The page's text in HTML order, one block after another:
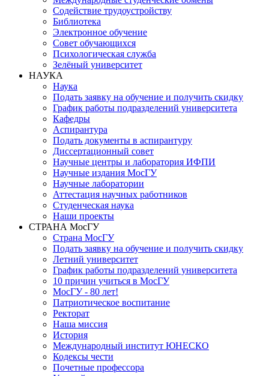
Содействие трудоустройству
Библиотека
Электронное обучение
Совет обучающихся
Психологическая служба
Зелёный университет
НАУКА
Наука
Подать заявку на обучение и получить скидку
График работы подразделений университета
Кафедры
Аспирантура
Подать документы в аспирантуру
Диссертационный совет
Научные центры и лаборатория ИФПИ
Научные издания МосГУ
Научные лаборатории
Аттестация научных работников
Студенческая наука
Наши проекты
СТРАНА МосГУ
Страна МосГУ
Подать заявку на обучение и получить скидку
Летний университет
График работы подразделений университета
10 причин учиться в МосГУ
МосГУ - 80 лет!
Патриотическое воспитание
Ректорат
Наша миссия
История
Международный институт ЮНЕСКО
Кодексы чести
Почетные профессора